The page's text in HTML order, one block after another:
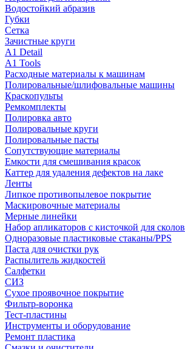
Водостойкий абразив
Губки
Сетка
Зачистные круги
A1 Detail
A1 Tools
Расходные материалы к машинам
Полировальные/шлифовальные машины
Краскопульты
Ремкомплекты
Полировка авто
Полировальные круги
Полировальные пасты
Сопутствующие материалы
Емкости для смешивания красок
Каттер для удаления дефектов на лаке
Ленты
Липкое противопылевое покрытие
Маскировочные материалы
Мерные линейки
Набор апликаторов с кисточкой для сколов
Одноразовые пластиковые стаканы/PPS
Паста для очистки рук
Распылитель жидкостей
Салфетки
СИЗ
Сухое проявочное покрытие
Фильтр-воронка
Тест-пластины
Инструменты и оборудование
Ремонт пластика